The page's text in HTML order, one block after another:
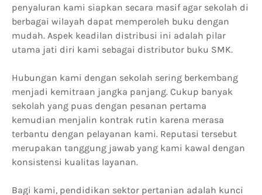
penyaluran kami siapkan secara masif agar sekolah di
berbagai wilayah dapat memperoleh buku dengan
mudah. Aspek keadilan distribusi ini adalah pilar
utama jati diri kami sebagai distributor buku SMK.
Hubungan kami dengan sekolah sering berkembang
menjadi kemitraan jangka panjang. Cukup banyak
sekolah yang puas dengan pesanan pertama
kemudian menjalin kontrak rutin karena merasa
terbantu dengan pelayanan kami. Reputasi tersebut
merupakan tanggung jawab yang kami kawal dengan
konsistensi kualitas layanan.
Bagi kami, pendidikan sektor pertanian adalah kunci